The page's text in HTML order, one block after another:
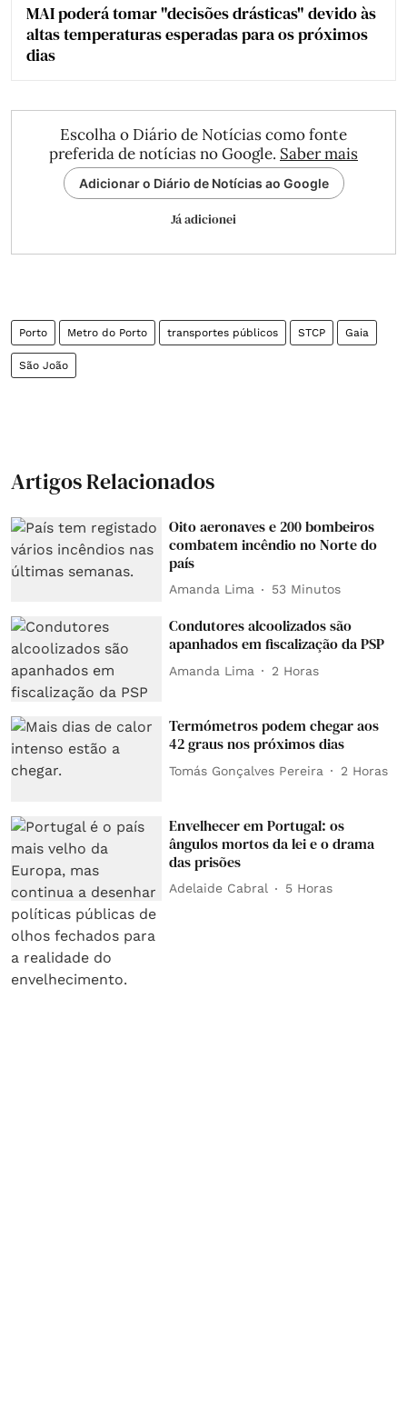
MAI poderá tomar "decisões drásticas" devido às
altas temperaturas esperadas para os próximos
dias
Escolha o Diário de Notícias como fonte
preferida de notícias no Google. Saber mais
Adicionar o Diário de Notícias ao Google
Já adicionei
Porto Metro do Porto transportes públicos STCP Gaia
São João
Artigos Relacionados
Oito aeronaves e 200 bombeiros
combatem incêndio no Norte do
país
Amanda Lima 53 Minutos
Condutores alcoolizados são
apanhados em fiscalização da PSP
Amanda Lima 2 Horas
Termómetros podem chegar aos
42 graus nos próximos dias
Tomás Gonçalves Pereira 2 Horas
Envelhecer em Portugal: os
ângulos mortos da lei e o drama
das prisões
Adelaide Cabral 5 Horas